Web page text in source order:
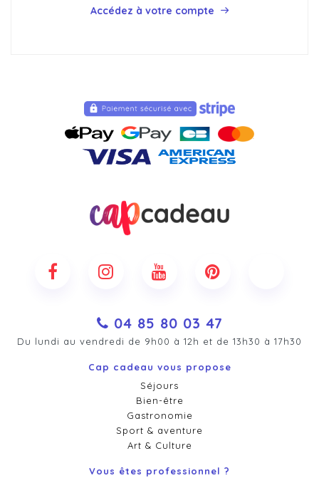
Accédez à votre compte
04 85 80 03 47
Du lundi au vendredi de 9h00 à 12h et de 13h30 à 17h30
Cap cadeau vous propose
Séjours
Bien-être
Gastronomie
Sport & aventure
Art & Culture
Vous êtes professionnel ?